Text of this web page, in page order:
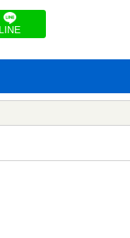
LINE